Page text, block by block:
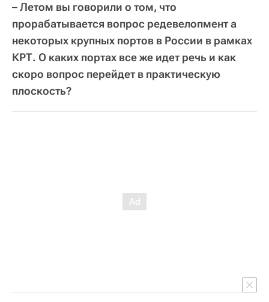
–Летом вы говорили о том, что
прорабатывается вопрос редевелопмент а
некоторых крупных портов в России в рамках
КРТ. О каких портах все же идет речь и как
скоро вопрос перейдет в практическую
плоскость?